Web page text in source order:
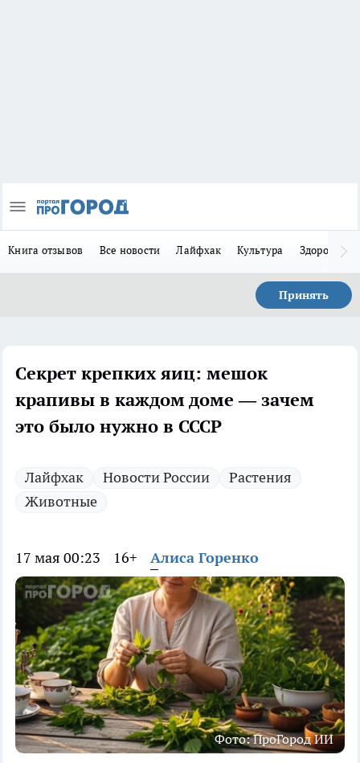
Книга отзывов Все новости Лайфхак Культура Здоровье
Принять
Секрет крепких яиц: мешок
крапивы в каждом доме — зачем
это было нужно в СССР
Лайфхак Новости России
Растения
Животные
17 мая 00:23 16+ Алиса Горенко
Фото: ПроГород ИИ